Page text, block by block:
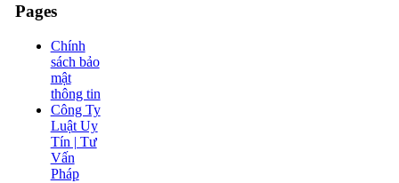
Pages
Chính
sách bảo
mật
thông tin
Công Ty
Luật Uy
Tín | Tư
Vấn
Pháp